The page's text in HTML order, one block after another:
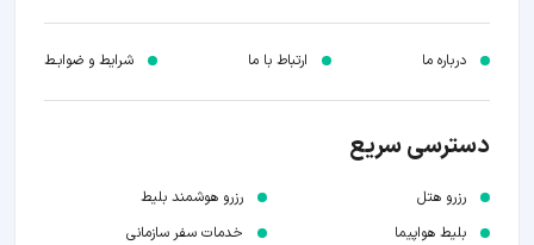
درباره ما ارتباط با ما شرایط و ضوابـط
دسترسی سریع
رزرو هتل
بلیط هواپیما
رزرو هوشمند بلیط
خدمات سفر سازمانی